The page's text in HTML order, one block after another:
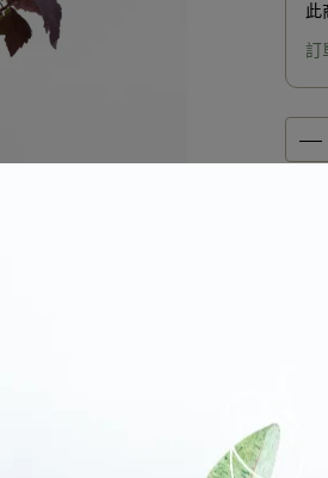
此
訂